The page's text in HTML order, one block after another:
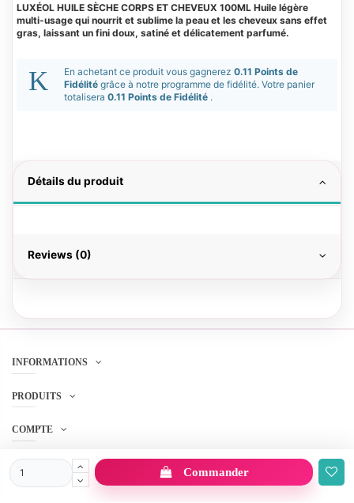
LUXÉOL HUILE SÈCHE CORPS ET CHEVEUX 100ML Huile légère
multi-usage qui nourrit et sublime la peau et les cheveux sans effet
gras, laissant un fini doux, satiné et délicatement parfumé.
Commander
En achetant ce produit vous gagnerez 0.11 Points de
Fidélité grâce à notre programme de fidélité. Votre panier
totalisera 0.11 Points de Fidélité .
Détails du produit
Reviews (0)
INFORMATIONS
PRODUITS
COMPTE
SERVICE CLIENT